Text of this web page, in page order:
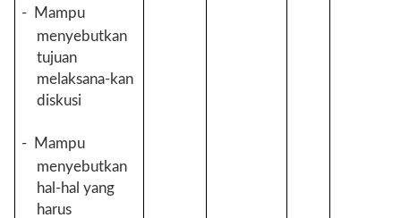
-
Mampu
menyebutkan
tujuan
melaksana-kan
diskusi
-
Mampu
menyebutkan
hal-hal yang
harus